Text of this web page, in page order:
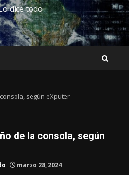
dice todo
según eXputer
de la consola, según
marzo 28, 2024